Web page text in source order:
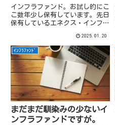
インフラファンド。お試し的にこ
こ数年少し保有しています。先日
保有しているエネクス・インフラ
表があったので、確認してみたの
ですが、眼を惹いたのは業績では
なく…。
2025.01.20
ｲﾝﾌﾗﾌｧﾝﾄﾞ
まだまだ馴染みの少ないイ
ンフラファンドですが。